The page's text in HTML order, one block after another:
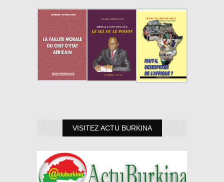
VISITEZ ACTU BURKINA